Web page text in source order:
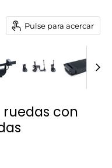
Pulse para acercar
con